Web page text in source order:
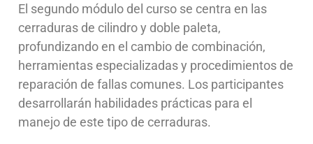
El segundo módulo del curso se centra en las
cerraduras de cilindro y doble paleta,
profundizando en el cambio de combinación,
herramientas especializadas y procedimientos de
reparación de fallas comunes. Los participantes
desarrollarán habilidades prácticas para el
manejo de este tipo de cerraduras.